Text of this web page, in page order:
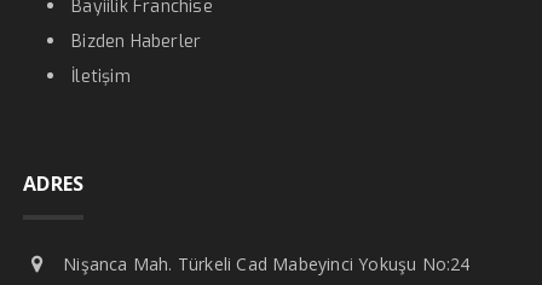
Bayiilik Franchise
Bizden Haberler
İletişim
ADRES
Nişanca Mah. Türkeli Cad Mabeyinci Yokuşu No:24